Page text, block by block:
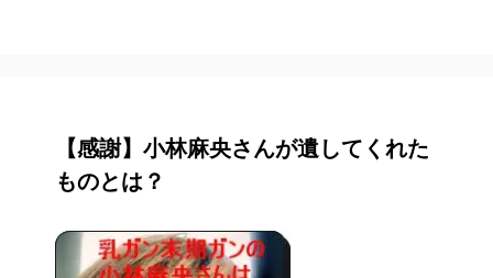
【感謝】小林麻央さんが遺してくれた
ものとは？